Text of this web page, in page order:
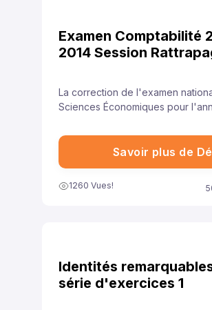
Examen Comptabilité
2014 Session
La correction de l'examen
Sciences Économiques pour
élèves à comprendre leurs
leurs compétences.Savoir plus de
1260 Vues!
Identités
série d'exercices 1